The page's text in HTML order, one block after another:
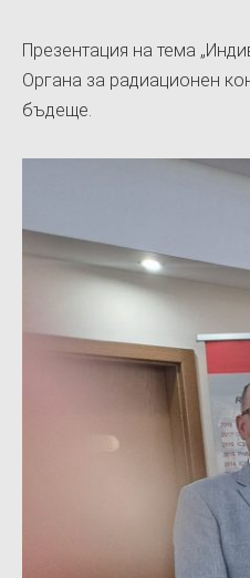
Презентация на тема
Органа за радиационен
бъдеще.